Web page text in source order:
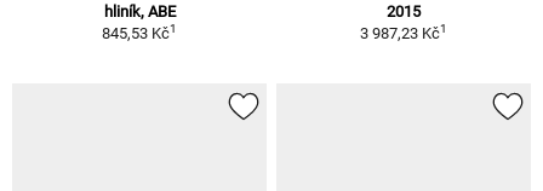
hliník, ABE
845,53 Kč1
2015
3 987,23 Kč1